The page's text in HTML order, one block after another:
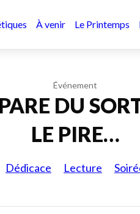
À venir Le Printemps
Événement
DU
LE PIRE…
Dédicace Lecture